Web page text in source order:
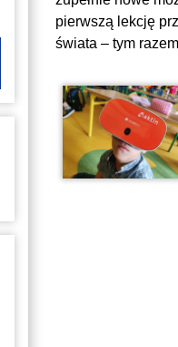
pierwszą lekcję
świata – tym